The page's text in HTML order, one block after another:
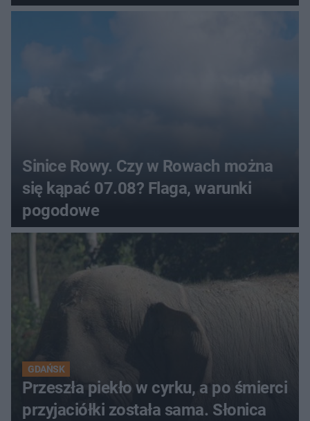
Sinice Rowy. Czy w Rowach można
się kąpać 07.08? Flaga, warunki
pogodowe
GDAŃSK
Przeszła piekło w cyrku, a po śmierci
przyjaciółki została sama. Słonica